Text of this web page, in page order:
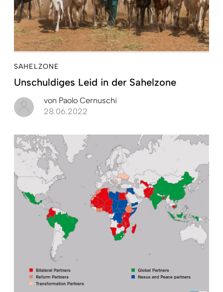
SAHELZONE
Unschuldiges Leid in der Sahelzone
von Paolo Cernuschi
28.06.2022